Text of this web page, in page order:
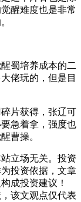
醒难度也是非常
蜀培养成本的二
佬玩的，但是目
片获得，张辽可
急着拿，强度也
曹操。
立场无关。投资
投资依据，文章
成投资建议！
该文观点仅代表